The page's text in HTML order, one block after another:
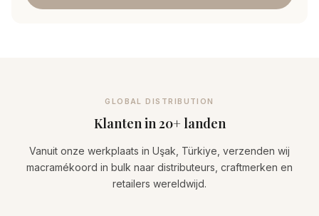
GLOBAL DISTRIBUTION
Klanten in 20+ landen
Vanuit onze werkplaats in Uşak, Türkiye, verzenden wij
macramékoord in bulk naar distributeurs, craftmerken en
retailers wereldwijd.